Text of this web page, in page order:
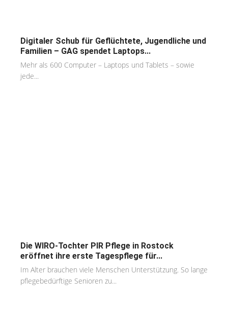
Digitaler Schub für Geflüchtete, Jugendliche und
Familien – GAG spendet Laptops...
Mehr als 600 Computer – Laptops und Tablets – sowie
jede...
Die WIRO-Tochter PIR Pflege in Rostock
eröffnet ihre erste Tagespflege für...
Im Alter brauchen viele Menschen Unterstützung. So lange
pflegebedürftige Senioren zu...